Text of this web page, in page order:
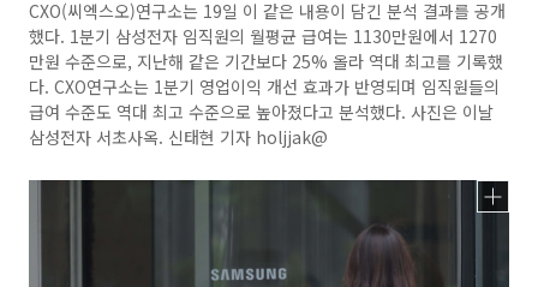
CXO(씨엑스오)연구소는 19일 이 같은 내용이 담긴 분석 결과를 공개
했다. 1분기 삼성전자 임직원의 월평균 급여는 1130만원에서 1270
만원 수준으로, 지난해 같은 기간보다 25% 올라 역대 최고를 기록했
다. CXO연구소는 1분기 영업이익 개선 효과가 반영되며 임직원들의
급여 수준도 역대 최고 수준으로 높아졌다고 분석했다. 사진은 이날
삼성전자 서초사옥. 신태현 기자 holjjak@